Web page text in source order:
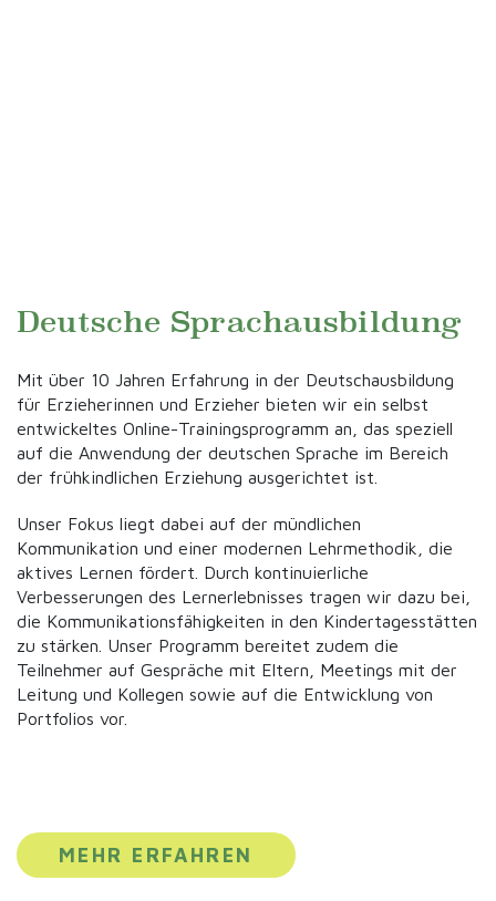
Deutsche Sprachausbildung
Mit über 10 Jahren Erfahrung in der Deutschausbildung
für Erzieherinnen und Erzieher bieten wir ein selbst
entwickeltes Online-Trainingsprogramm an, das speziell
auf die Anwendung der deutschen Sprache im Bereich
der frühkindlichen Erziehung ausgerichtet ist.
Unser Fokus liegt dabei auf der mündlichen
Kommunikation und einer modernen Lehrmethodik, die
aktives Lernen fördert. Durch kontinuierliche
Verbesserungen des Lernerlebnisses tragen wir dazu bei,
die Kommunikationsfähigkeiten in den Kindertagesstätten
zu stärken. Unser Programm bereitet zudem die
Teilnehmer auf Gespräche mit Eltern, Meetings mit der
Leitung und Kollegen sowie auf die Entwicklung von
Portfolios vor.
MEHR ERFAHREN